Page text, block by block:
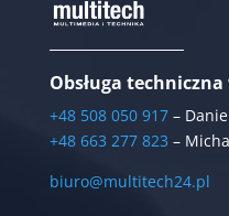
Obsługa
+48 508 050 917–
+48 663 277 823 –
biuro@multitech24.pl